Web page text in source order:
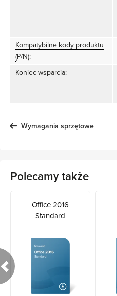
Kompatybilne kody produktu
(P/N):
Koniec wsparcia:
Wymagania sprzętowe
Polecamy także
Office 2016
Standard